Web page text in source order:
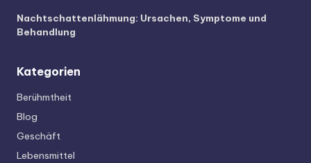
Nachtschattenlähmung: Ursachen, Symptome und
Behandlung
Kategorien
Berühmtheit
Blog
Geschäft
Lebensmittel